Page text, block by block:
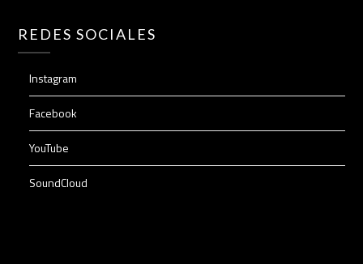
REDES SOCIALES
Instagram
Facebook
YouTube
SoundCloud